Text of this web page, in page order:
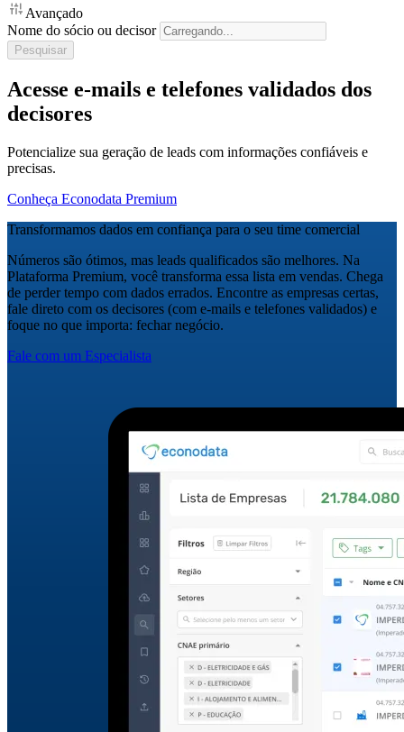
Avançado
Nome do sócio ou decisor
Pesquisar
Acesse e-mails e telefones validados dos
decisores
Potencialize sua geração de leads com informações confiáveis e
precisas.
Conheça Econodata Premium
Transformamos dados em confiança para o seu time comercial
Números são ótimos, mas leads qualificados são melhores. Na
Plataforma Premium, você transforma essa lista em vendas. Chega
de perder tempo com dados errados. Encontre as empresas certas,
fale direto com os decisores (com e-mails e telefones validados) e
foque no que importa: fechar negócio.
Fale com um Especialista